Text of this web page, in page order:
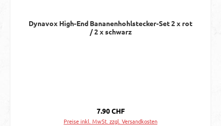
Dynavox High-End Bananenhohlstecker-Set 2 x rot
/ 2 x schwarz
Regulärer Preis:
7.90 CHF
Preise inkl. MwSt. zzgl. Versandkosten